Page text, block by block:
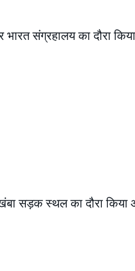
भारत संग्रहालय का दौरा
सड़क स्थल का दौरा किया